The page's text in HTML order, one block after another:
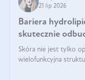
21 lip 2026
Bariera
skutecznie
Skóra nie jest tylko
wielofunkcyjna